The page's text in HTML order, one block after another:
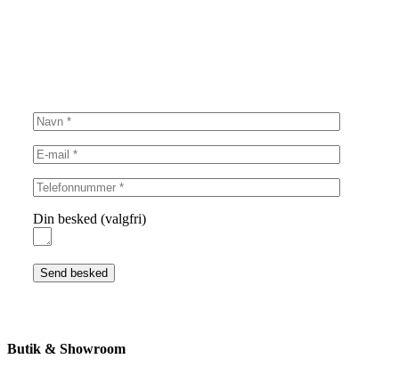
Din besked (valgfri)
Butik & Showroom